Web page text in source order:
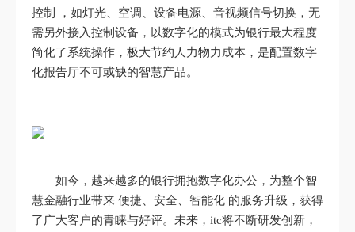
控制 ，如灯光、空调、设备电源、音视频信号切换，无
需另外接入控制设备，以数字化的模式为银行最大程度
简化了系统操作，极大节约人力物力成本，是配置数字
化报告厅不可或缺的智慧产品。
如今，越来越多的银行拥抱数字化办公，为整个智
慧金融行业带来 便捷、安全、智能化 的服务升级，获得
了广大客户的青睐与好评。未来，itc将不断研发创新，